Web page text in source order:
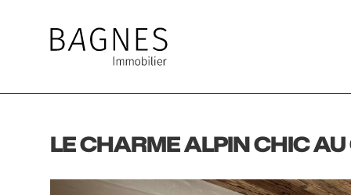
LE CHARME ALPIN CHIC